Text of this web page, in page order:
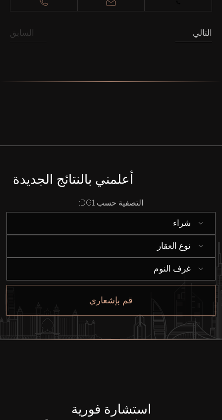
السابق التالي
أعلمني بالنتائج الجديدة
التصفية حسب DG1:
شراء
نوع العقار
غرف النوم
قم بإشعاري
استشارة فورية